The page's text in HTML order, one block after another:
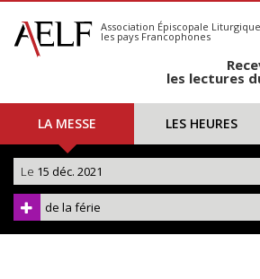
S'abonner
Calendrier
Association Épiscopale Liturgique
les pays Francophones
les lectures
LA MESSE LES HEURES
Le 15 déc. 2021
de la férie